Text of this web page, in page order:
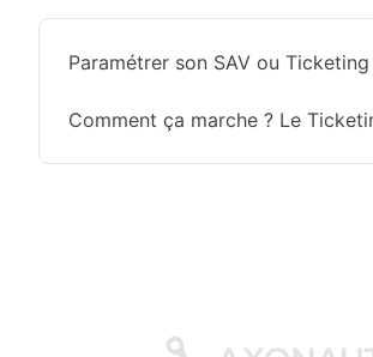
Paramétrer son SAV ou Ticketing
Comment ça marche ? Le